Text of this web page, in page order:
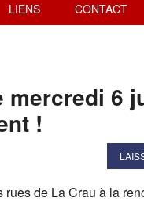
LIENS CONTACT
mercredi 6
!
de La Crau à la